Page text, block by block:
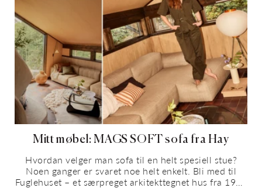
Mitt møbel: MAGS SOFT sofa fra Hay
Hvordan velger man sofa til en helt spesiell stue?
Noen ganger er svaret noe helt enkelt. Bli med til
Fuglehuset – et særpreget arkitekttegnet hus fra 1979